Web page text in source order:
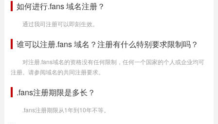
如何进行.fans 域名注册？
通过我司注册可以即刻生效。
谁可以注册.fans 域名？注册有什么特别要求限制吗？
对注册.fans域名的资格没有任何限制，任何一个国家的个人或企业均可
注册。请参阅域名的共同注册要求。
.fans注册期限是多长？
.fans注册期限从1年到10年不等。